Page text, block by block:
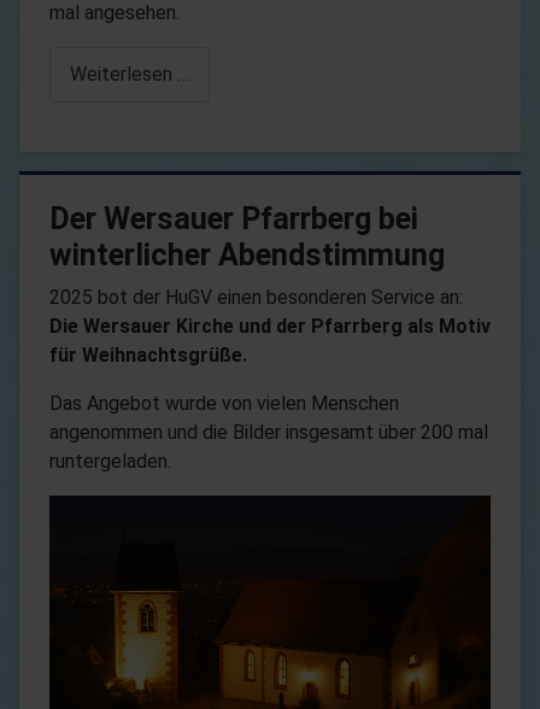
mal angesehen.
Weiterlesen …
Der Wersauer Pfarrberg bei
winterlicher Abendstimmung
2025 bot der HuGV einen besonderen Service an:
Die Wersauer Kirche und der Pfarrberg als Motiv
für Weihnachtsgrüße.
Das Angebot wurde von vielen Menschen
angenommen und die Bilder insgesamt über 200 mal
runtergeladen.